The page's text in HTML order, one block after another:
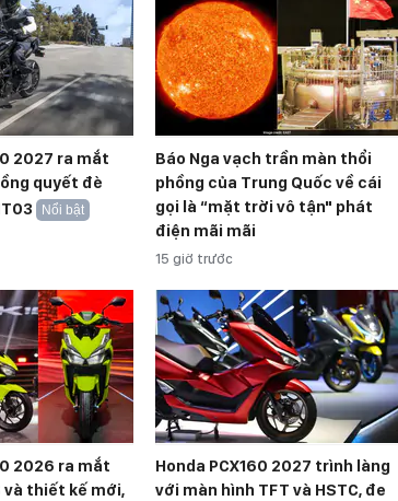
2027 ra mắt
quyết đè
Nổi bật
Báo Nga vạch trần màn thổi
phồng của Trung Quốc về cái
gọi là “mặt trời vô tận" phát
điện mãi mãi
15 giờ trước
2026 ra mắt
và thiết kế mới,
Honda PCX160 2027 trình làng
với màn hình TFT và HSTC, đe